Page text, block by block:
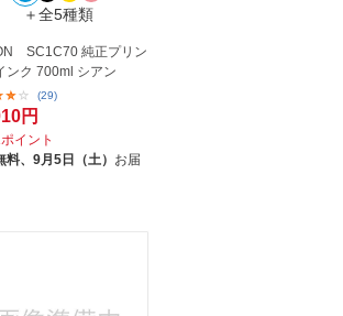
＋全5種類
SC1C70 純正プリン
ンク 700ml シアン
(29)
円
イント
、 9月5日（土） お届